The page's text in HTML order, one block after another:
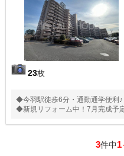
23枚
◆今羽駅徒歩6分・通勤通学便利
◆新規リフォーム中！7月完成
3件中1